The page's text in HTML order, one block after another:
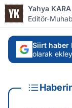
Yahya KARA
Editör-
Siirt haber
olarak